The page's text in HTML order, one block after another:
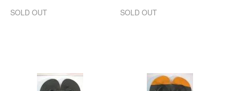
SOLD OUT
SOLD OUT